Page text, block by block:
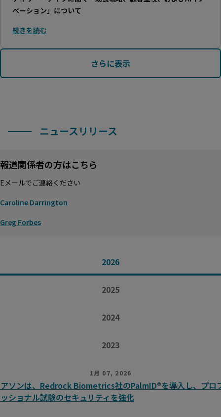
ベーション」について
続きを読む
さらに表示
ニュースリリース
報道関係者の方はこちら
Eメールでご連絡ください
Caroline Darrington
Greg Forbes
2026
2025
2024
2023
1月 07, 2026
ソンは、Redrock Biometrics社のPalmID®を導入し、プロ
ショナル試験のセキュリティを強化